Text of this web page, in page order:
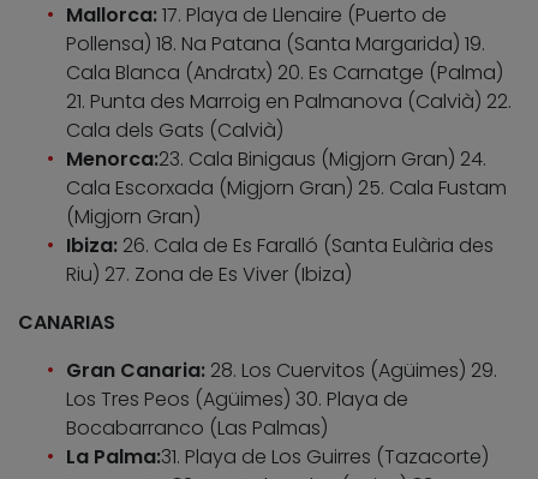
Mallorca:17. Playa de Llenaire (Puerto de
Pollensa) 18. Na Patana (Santa Margarida) 19.
Cala Blanca (Andratx) 20. Es Carnatge (Palma)
21. Punta des Marroig en Palmanova (Calvià) 22.
Cala dels Gats (Calvià)
Menorca:23. Cala Binigaus (Migjorn Gran) 24.
Cala Escorxada (Migjorn Gran) 25. Cala Fustam
(Migjorn Gran)
Ibiza: 26. Cala de Es Faralló (Santa Eulària des
Riu) 27. Zona de Es Viver (Ibiza)
CANARIAS
Gran Canaria: 28. Los Cuervitos (Agüimes) 29.
Los Tres Peos (Agüimes) 30. Playa de
Bocabarranco (Las Palmas)
La Palma:31. Playa de Los Guirres (Tazacorte)